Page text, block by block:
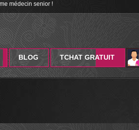
médecin senior !
BLOG TCHAT GRATUIT